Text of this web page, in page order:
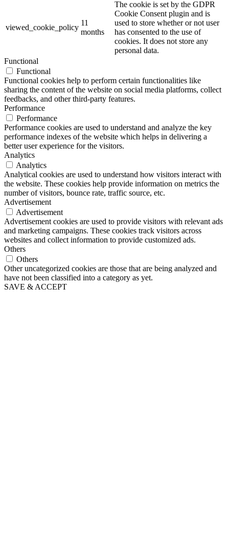
viewed_cookie_policy
11
months
The cookie is set by the GDPR
Cookie Consent plugin and is
used to store whether or not user
has consented to the use of
cookies. It does not store any
personal data.
Functional
Functional
Functional cookies help to perform certain functionalities like
sharing the content of the website on social media platforms, collect
feedbacks, and other third-party features.
Performance
Performance
Performance cookies are used to understand and analyze the key
performance indexes of the website which helps in delivering a
better user experience for the visitors.
Analytics
Analytics
Analytical cookies are used to understand how visitors interact with
the website. These cookies help provide information on metrics the
number of visitors, bounce rate, traffic source, etc.
Advertisement
Advertisement
Advertisement cookies are used to provide visitors with relevant ads
and marketing campaigns. These cookies track visitors across
websites and collect information to provide customized ads.
Others
Others
Other uncategorized cookies are those that are being analyzed and
have not been classified into a category as yet.
SAVE & ACCEPT